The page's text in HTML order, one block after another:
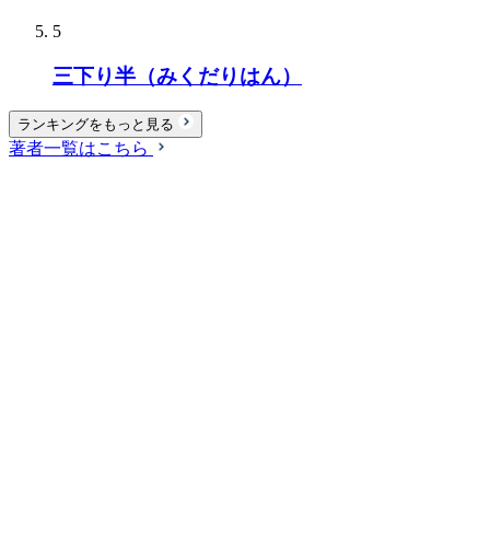
5
三下り半（みくだりはん）
ランキングをもっと見る
著者一覧はこちら